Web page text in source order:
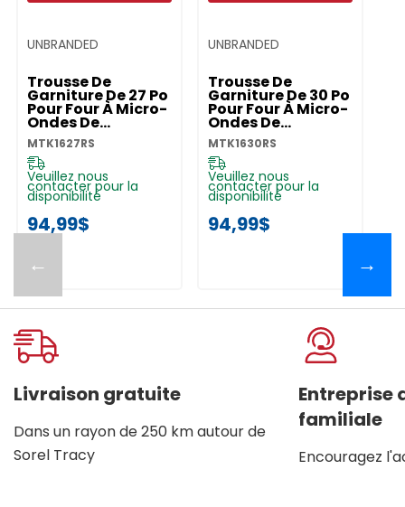
←
UNBRANDED
Trousse De
Garniture De 27 Po
Pour Four À Micro-
Ondes De
Comptoir De 1,6 Pi
Cu MTK1627RS
MTK1627RS
Veuillez nous
contacter pour la
disponibilité
94,99$
UNBRANDED
Trousse De
Garniture De 30 Po
Pour Four À Micro-
Ondes De
Comptoir De 1,6 Pi
Cu MTK1630RS
MTK1630RS
Veuillez nous
contacter pour la
disponibilité
94,99$
→
Livraison gratuite
Dans un rayon de 250 km autour de
Sorel Tracy
Entreprise
familiale
Encouragez